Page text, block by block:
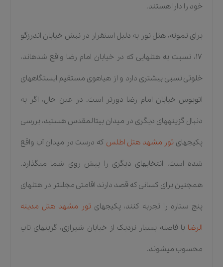
خود را دارا هستند.
برای نمونه، هتل نور به دلیل استقرار در نبش خیابان اندرزگو
۱۷، نسبت به هتلهایی که در خیابان امام رضا واقع شدهاند،
خلوتی نسبی بیشتری دارد و از هیاهوی مستقیم ایستگاههای
اتوبوس خیابان امام رضا دورتر است. در عین حال، اگر به
دنبال گزینههای دیگری در میدان بیتالمقدس هستید، بررسی
پکیجهای تور مشهد هتل اطلس که درست در میدان آب واقع
شده است، انتخابهای دیگری را پیش روی شما میگذارد.
همچنین برای کسانی که قصد دارند اقامتی مجللتر در هتلهای
پنج ستاره را تجربه کنند، پکیجهایتور مشهد هتل مدینه
الرضا با فاصله بسیار نزدیک از خیابان شیرازی، گزینهای تاپ
محسوب میشوند.